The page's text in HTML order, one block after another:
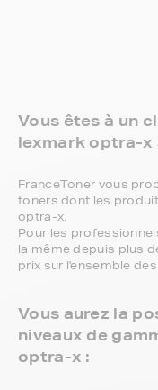
Vous êtes à un
lexmark optra-x
FranceToner vous
toners dont les
optra-x.
Pour les
la même depuis plus
prix sur l'ensemble
Vous aurez la
niveaux de
optra-x :